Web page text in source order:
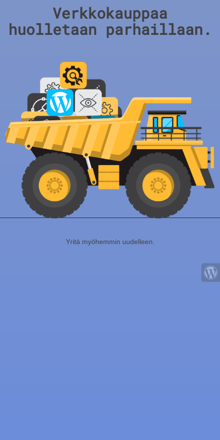
Verkkokauppaa
huolletaan parhaillaan.
Yritä myöhemmin uudelleen.